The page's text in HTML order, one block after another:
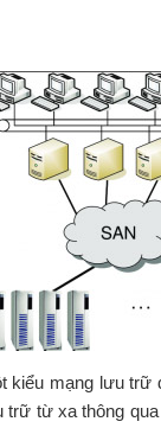
kiểu mạng lưu trữ
trữ từ xa thông